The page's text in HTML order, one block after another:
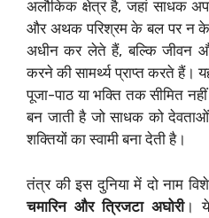
अलौकिक क्षेत्र है, जहां साधक
और अथक परिश्रम के बल पर न
अधीन कर लेते हैं, बल्कि जीवन
करने की सामर्थ्य प्राप्त करते हैं।
पूजा-पाठ या भक्ति तक सीमित
बन जाती है जो साधक को
शक्तियों का स्वामी बना देती है।
तंत्र की इस दुनिया में दो नाम
चमारिन और त्रिजटा अघोरी। ये